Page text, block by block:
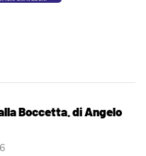
Boccetta. di Angelo